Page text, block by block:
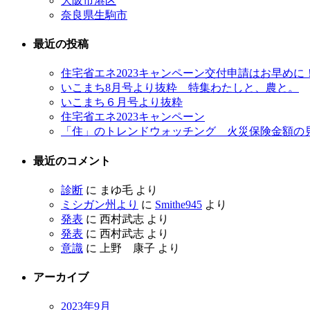
奈良県生駒市
最近の投稿
住宅省エネ2023キャンペーン交付申請はお早めに！
いこまち8月号より抜粋 特集わたしと、農と。
いこまち６月号より抜粋
住宅省エネ2023キャンペーン
「住」のトレンドウォッチング 火災保険金額の
最近のコメント
診断 に まゆ毛 より
ミシガン州より に Smithe945 より
発表 に 西村武志 より
発表 に 西村武志 より
意識 に 上野 康子 より
アーカイブ
2023年9月